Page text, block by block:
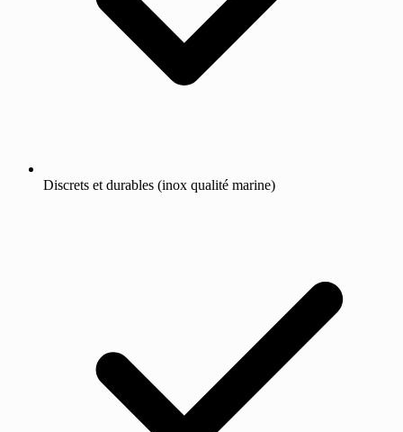
Discrets et durables (inox qualité marine)